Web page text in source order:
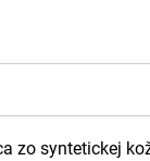
zo syntetickej